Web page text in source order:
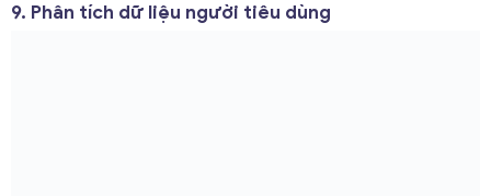
9. Phân tích dữ liệu người tiêu dùng